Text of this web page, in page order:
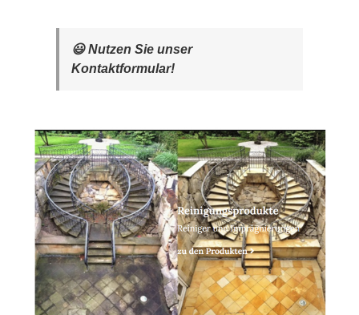
😃 Nutzen Sie unser
Kontaktformular!